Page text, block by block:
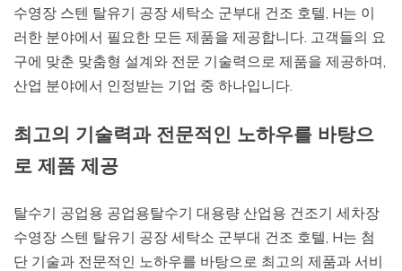
수영장 스텐 탈유기 공장 세탁소 군부대 건조 호텔, H는 이
러한 분야에서 필요한 모든 제품을 제공합니다. 고객들의 요
구에 맞춘 맞춤형 설계와 전문 기술력으로 제품을 제공하며,
산업 분야에서 인정받는 기업 중 하나입니다.
최고의 기술력과 전문적인 노하우를 바탕으
로 제품 제공
탈수기 공업용 공업용탈수기 대용량 산업용 건조기 세차장
수영장 스텐 탈유기 공장 세탁소 군부대 건조 호텔, H는 첨
단 기술과 전문적인 노하우를 바탕으로 최고의 제품과 서비